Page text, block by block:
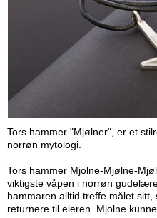
Tors hammer "Mjølner", er et
norrøn mytologi.
Tors hammer Mjolne-Mjølne-
viktigste våpen i norrøn
hammaren alltid treffe målet
returnere til eieren. Mjolne